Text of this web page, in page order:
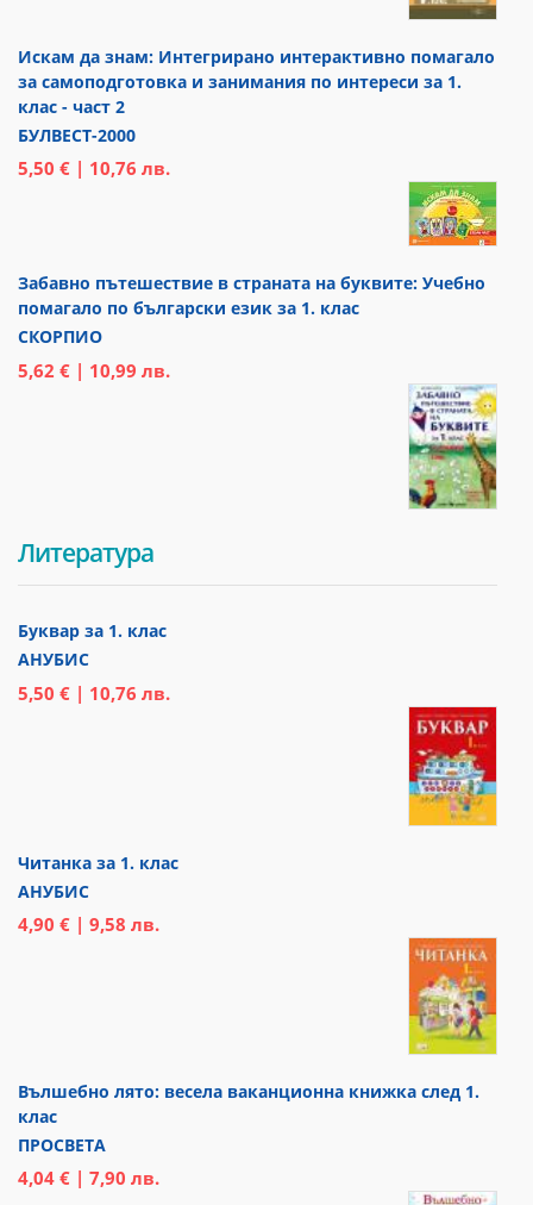
Искам да знам: Интегрирано интерактивно помагало
за самоподготовка и занимания по интереси за 1.
клас - част 2
БУЛВЕСТ-2000
5,50 € | 10,76 лв.
Забавно пътешествие в страната на буквите: Учебно
помагало по български език за 1. клас
СКОРПИО
5,62 € | 10,99 лв.
Литература
Буквар за 1. клас
АНУБИС
5,50 € | 10,76 лв.
Читанка за 1. клас
АНУБИС
4,90 € | 9,58 лв.
Вълшебно лято: весела ваканционна книжка след 1.
клас
ПРОСВЕТА
4,04 € | 7,90 лв.